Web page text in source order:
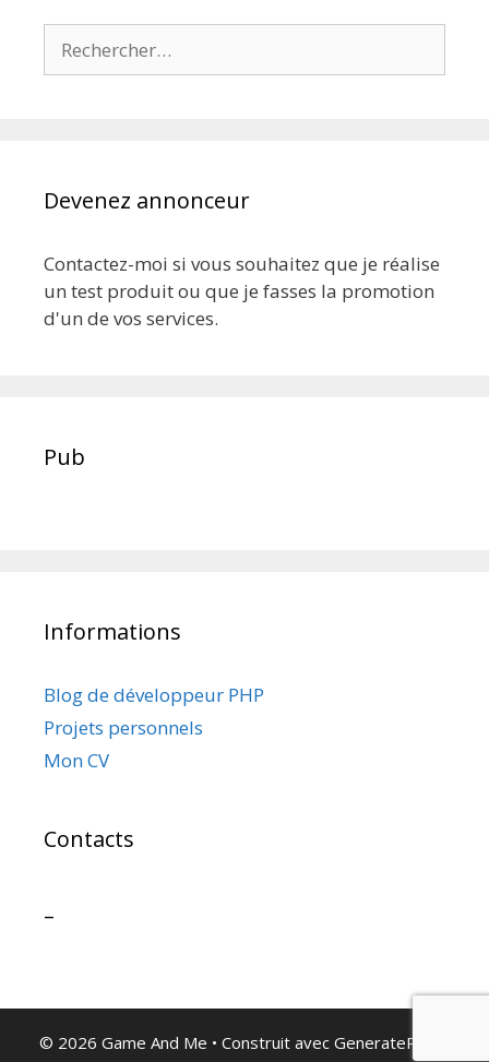
Devenez annonceur
Contactez-moi si vous souhaitez que je réalise
un test produit ou que je fasses la promotion
d'un de vos services.
Pub
Informations
Blog de développeur PHP
Projets personnels
Mon CV
Contacts
–
© 2026 Game And Me • Construit avec GeneratePress